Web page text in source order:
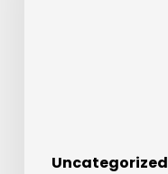
Uncategorized